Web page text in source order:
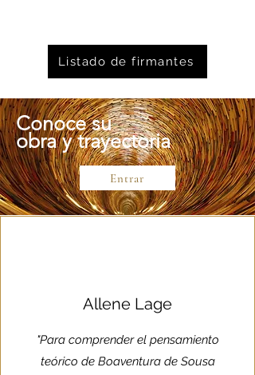
Listado de firmantes
Conoce su
obra y trayectoria
Entrar
Allene Lage
"Para comprender el pensamiento
teórico de Boaventura de Sousa